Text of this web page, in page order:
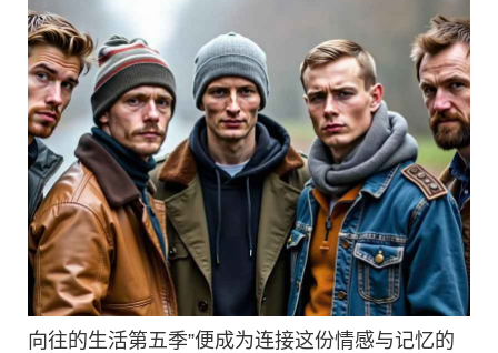
向往的生活第五季”便成为连接这份情感与记忆的